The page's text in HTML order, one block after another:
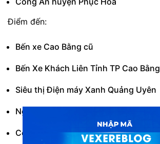
Điểm đến:
Bến xe Cao Bằng cũ
Bến Xe Khách Liên Tỉnh TP Cao Bằng
Siêu thị Điện máy Xanh Quảng Uyên
Ngân Hàng Agribank Trùng Khánh
Công An huyện Phục Hoà